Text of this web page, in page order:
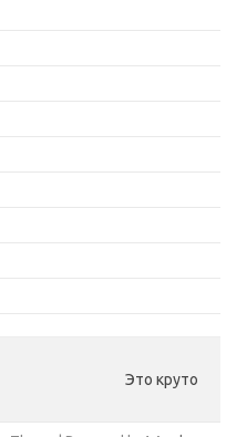
Это круто